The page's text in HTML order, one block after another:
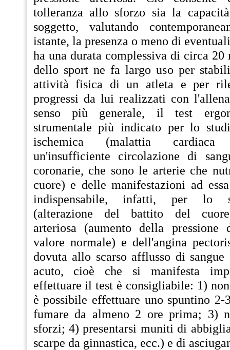
tolleranza allo sforzo sia la
soggetto, valutando
istante, la presenza o meno di
ha una durata complessiva di circa
dello sport ne fa largo uso per
attività fisica di un atleta e per
progressi da lui realizzati con
senso più generale, il test
strumentale più indicato per lo
ischemica (malattia cardiaca
un'insufficiente circolazione di
coronarie, che sono le arterie che
cuore) e delle manifestazioni ad
indispensabile, infatti, per lo
(alterazione del battito del
arteriosa (aumento della
valore normale) e dell'angina
dovuta allo scarso afflusso di
acuto, cioè che si manifesta
effettuare il test è consigliabile: 1)
è possibile effettuare uno spuntino
fumare da almeno 2 ore prima; 3)
sforzi; 4) presentarsi muniti di
scarpe da ginnastica, ecc.) e di